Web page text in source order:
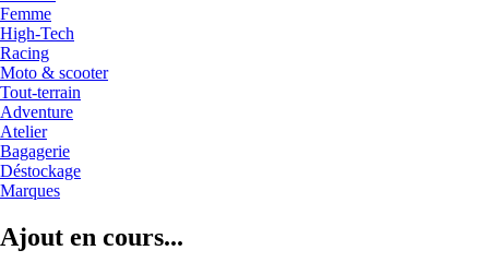
Femme
High-Tech
Racing
Moto & scooter
Tout-terrain
Adventure
Atelier
Bagagerie
Déstockage
Marques
Ajout en cours...